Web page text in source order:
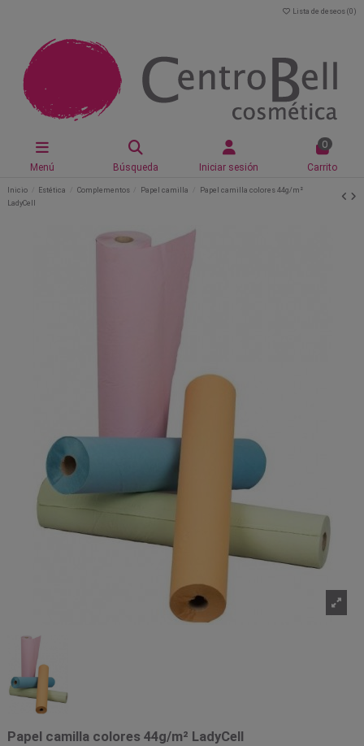
Lista de deseos (0 )
Menú Búsqueda Iniciar sesión
0
Carrito
Inicio Estética Complementos Papel camilla
Papel camilla colores 44g/m²
LadyCell
Papel camilla colores 44g/m² LadyCell